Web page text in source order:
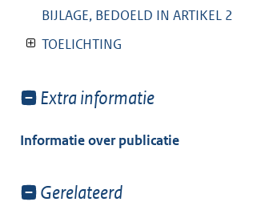
BIJLAGE, BEDOELD IN ARTIKEL 2
TOELICHTING
Toon
van:
Extra informatie
Informatie over publicatie
Toon
Gerelateerd